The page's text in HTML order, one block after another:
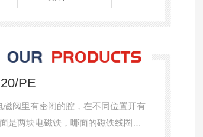
PE
阀里有密闭的腔，在不同位置开有
是两块电磁铁，哪面的磁铁线圈通